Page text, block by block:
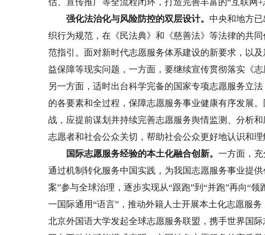
估、宣传推广等全流程闭环，打造完善丰富的“互联网+
强化法治化与风险防控的双层设计。 中央和地方
织行为规范，在《民法典》和《慈善法》等法律的共
范指引。面对新时代志愿服务体系建设的新要求，以
益保障等现实问题，一方面，要继续宣传贯彻落实《
另一方面，适时出台科学完备的国家专项志愿服务立
的各要素和全过程，保障志愿服务事业健康有序发展
战，应提前谋划并持续完善志愿服务舆情监测、分析
志愿者和社会公众关切，帮助社会公众更好地认识和理
国际志愿服务经验的本土化融合创新。一方面，充
通过机制转化服务中国实践，为我国志愿服务事业提
案”参与全球治理，逐步实现从“跟跑”到“并跑”再向“
一国际通用“语言”，推动外籍人士开展本土化志愿服
北京外国语大学发起全球志愿服务联盟，携手世界国